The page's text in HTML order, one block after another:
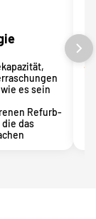
es sein
Refurb-
das